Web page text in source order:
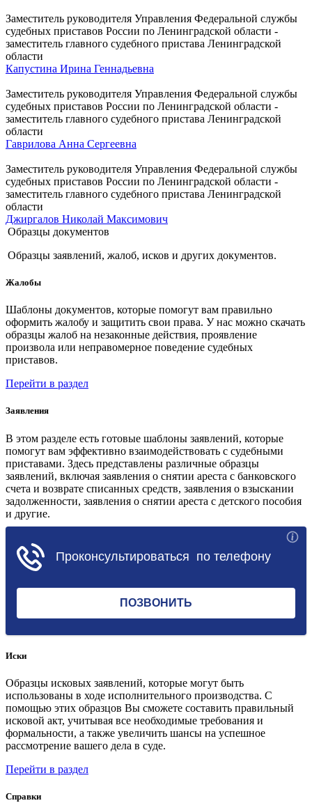
Заместитель руководителя Управления Федеральной службы
судебных приставов России по Ленинградской области -
заместитель главного судебного пристава Ленинградской
области
Капустина Ирина Геннадьевна
Заместитель руководителя Управления Федеральной службы
судебных приставов России по Ленинградской области -
заместитель главного судебного пристава Ленинградской
области
Гаврилова Анна Сергеевна
Заместитель руководителя Управления Федеральной службы
судебных приставов России по Ленинградской области -
заместитель главного судебного пристава Ленинградской
области
Джиргалов Николай Максимович
Образцы документов
Образцы заявлений, жалоб, исков и других документов.
Жалобы
Шаблоны документов, которые помогут вам правильно
оформить жалобу и защитить свои права. У нас можно скачать
образцы жалоб на незаконные действия, проявление
произвола или неправомерное поведение судебных
приставов.
Перейти в раздел
Заявления
В этом разделе есть готовые шаблоны заявлений, которые
помогут вам эффективно взаимодействовать с судебными
приставами. Здесь представлены различные образцы
заявлений, включая заявления о снятии ареста с банковского
счета и возврате списанных средств, заявления о взыскании
задолженности, заявления о снятии ареста с детского пособия
и другие.
Иски
Образцы исковых заявлений, которые могут быть
использованы в ходе исполнительного производства. С
помощью этих образцов Вы сможете составить правильный
исковой акт, учитывая все необходимые требования и
формальности, а также увеличить шансы на успешное
рассмотрение вашего дела в суде.
Перейти в раздел
Справки